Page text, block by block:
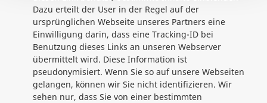
Dazu erteilt der User in der Regel auf der
ursprünglichen Webseite unseres Partners eine
Einwilligung darin, dass eine Tracking-ID bei
Benutzung dieses Links an unseren Webserver
übermittelt wird. Diese Information ist
pseudonymisiert. Wenn Sie so auf unsere Webseiten
gelangen, können wir Sie nicht identifizieren. Wir
sehen nur, dass Sie von einer bestimmten